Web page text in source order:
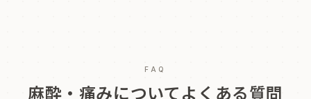
FAQ
麻酔・痛みについてよくある質問